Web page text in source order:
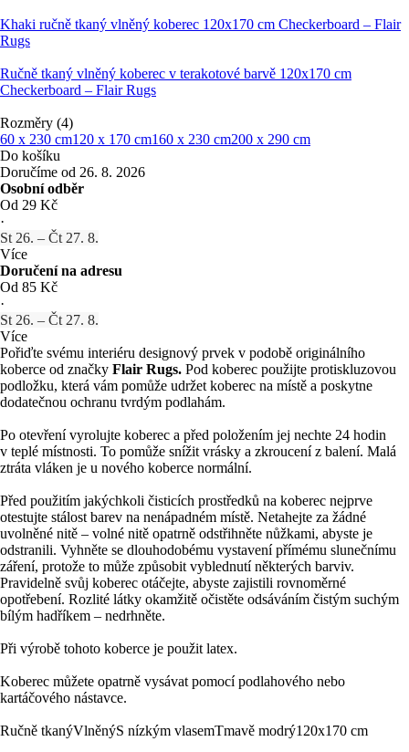
Khaki ručně tkaný vlněný koberec 120x170 cm Checkerboard – Flair
Rugs
Ručně tkaný vlněný koberec v terakotové barvě 120x170 cm
Checkerboard – Flair Rugs
Rozměry (4)
60 x 230 cm120 x 170 cm160 x 230 cm200 x 290 cm
Do košíku
Doručíme od 26. 8. 2026
Osobní odběr
Od 29 Kč
·
St 26. – Čt 27. 8.
Více
Doručení na adresu
Od 85 Kč
·
St 26. – Čt 27. 8.
Více
Pořiďte svému interiéru designový prvek v podobě originálního
koberce od značky Flair Rugs. Pod koberec použijte protiskluzovou
podložku, která vám pomůže udržet koberec na místě a poskytne
dodatečnou ochranu tvrdým podlahám.
Po otevření vyrolujte koberec a před položením jej nechte 24 hodin
v teplé místnosti. To pomůže snížit vrásky a zkroucení z balení. Malá
ztráta vláken je u nového koberce normální.
Před použitím jakýchkoli čisticích prostředků na koberec nejprve
otestujte stálost barev na nenápadném místě. Netahejte za žádné
uvolněné nitě – volné nitě opatrně odstřihněte nůžkami, abyste je
odstranili. Vyhněte se dlouhodobému vystavení přímému slunečnímu
záření, protože to může způsobit vyblednutí některých barviv.
Pravidelně svůj koberec otáčejte, abyste zajistili rovnoměrné
opotřebení. Rozlité látky okamžitě očistěte odsáváním čistým suchým
bílým hadříkem – nedrhněte.
Při výrobě tohoto koberce je použit latex.
Koberec můžete opatrně vysávat pomocí podlahového nebo
kartáčového nástavce.
Ručně tkanýVlněnýS nízkým vlasemTmavě modrý120x170 cm